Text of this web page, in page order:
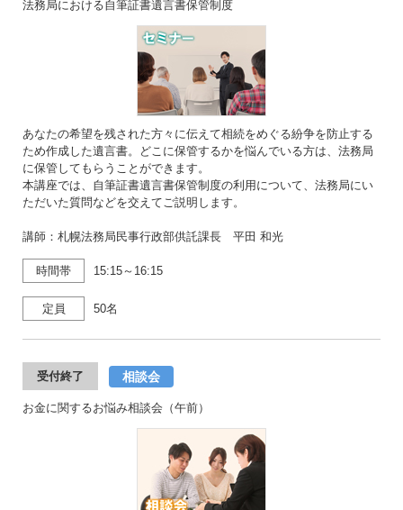
法務局における自筆証書遺言書保管制度
あなたの希望を残された方々に伝えて相続をめぐる紛争を防止する
ため作成した遺言書。どこに保管するかを悩んでいる方は、法務局
に保管してもらうことができます。
本講座では、自筆証書遺言書保管制度の利用について、法務局にい
ただいた質問などを交えてご説明します。
講師：札幌法務局民事行政部供託課長 平田 和光
時間帯 15:15～16:15
定員 50名
受付終了 相談会
お金に関するお悩み相談会（午前）